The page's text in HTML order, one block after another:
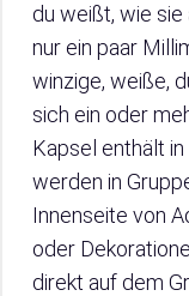
du weißt, wie sie
nur ein paar
winzige, weiße,
sich ein oder
Kapsel enthält
werden in
Innenseite von
oder
direkt auf dem